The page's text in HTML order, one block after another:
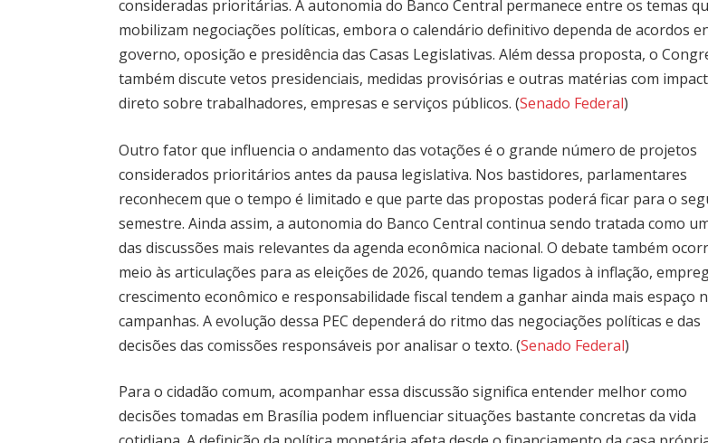
consideradas prioritárias. A autonomia do Banco Central permanece entre os temas
mobilizam negociações políticas, embora o calendário definitivo dependa de acordos
governo, oposição e presidência das Casas Legislativas. Além dessa proposta, o
também discute vetos presidenciais, medidas provisórias e outras matérias com
direto sobre trabalhadores, empresas e serviços públicos. (Senado Federal)
Outro fator que influencia o andamento das votações é o grande número de projetos
considerados prioritários antes da pausa legislativa. Nos bastidores, parlamentares
reconhecem que o tempo é limitado e que parte das propostas poderá ficar para o
semestre. Ainda assim, a autonomia do Banco Central continua sendo tratada como
das discussões mais relevantes da agenda econômica nacional. O debate também
meio às articulações para as eleições de 2026, quando temas ligados à inflação,
crescimento econômico e responsabilidade fiscal tendem a ganhar ainda mais espaço
campanhas. A evolução dessa PEC dependerá do ritmo das negociações políticas e das
decisões das comissões responsáveis por analisar o texto. (Senado Federal)
Para o cidadão comum, acompanhar essa discussão significa entender melhor como
decisões tomadas em Brasília podem influenciar situações bastante concretas da vida